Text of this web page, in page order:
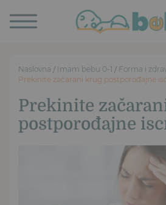
Toggle
navigation
Naslovna / Imam bebu 0-1 / Forma i
Prekinite začarani krug postporođajne
Prekinite
postporođajne